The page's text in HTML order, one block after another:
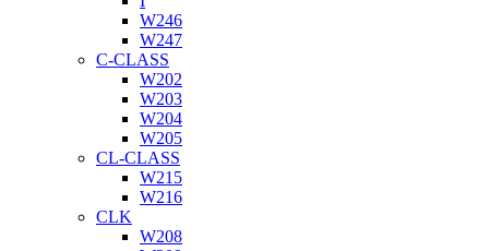
W246
W247
C-CLASS
W202
W203
W204
W205
CL-CLASS
W215
W216
CLK
W208